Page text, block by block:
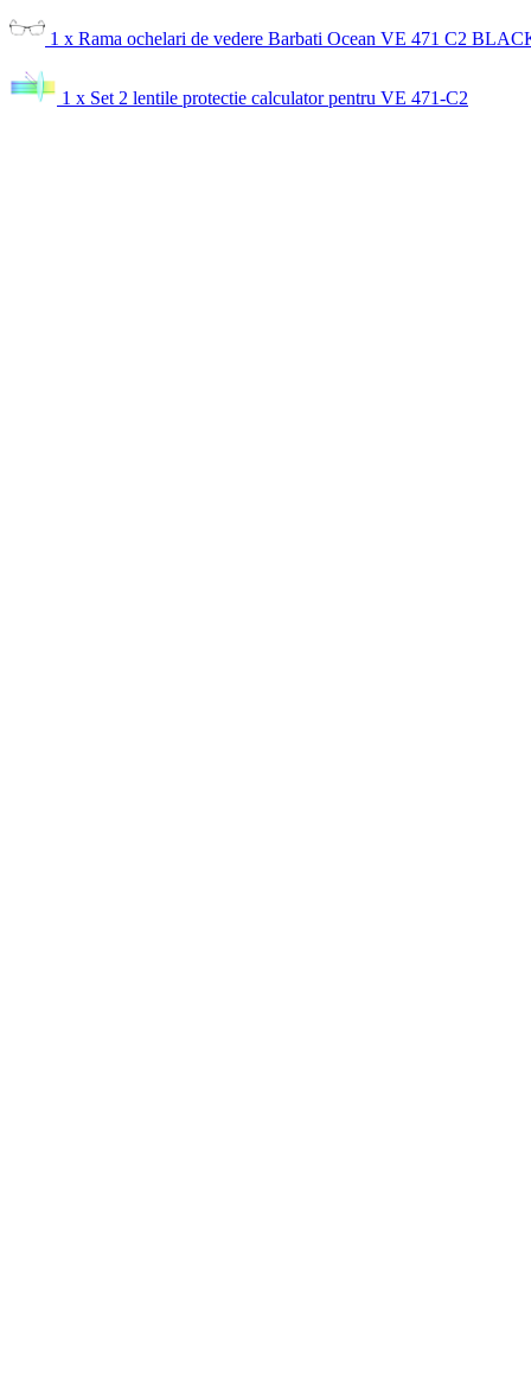
1 x Rama ochelari de vedere Barbati Ocean VE 471 C2
1 x Set 2 lentile protectie calculator pentru VE 471-C2